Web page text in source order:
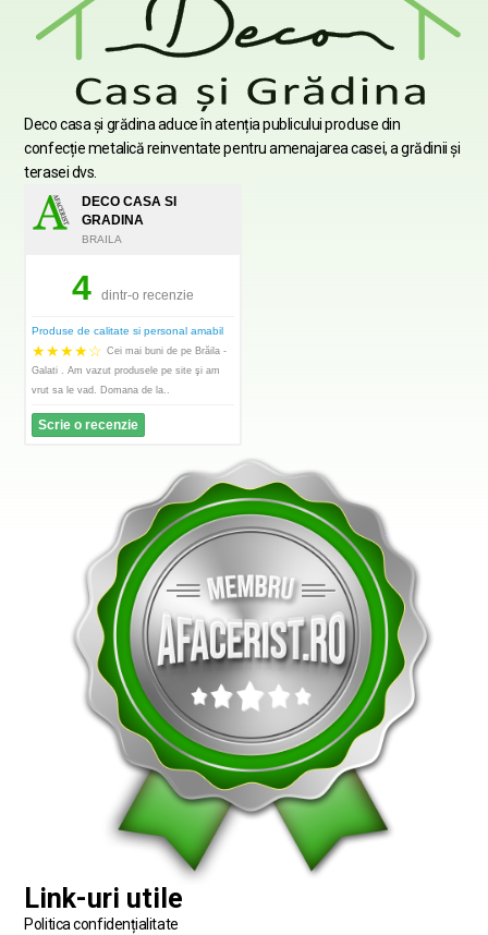
Deco casa şi grădina aduce în atenția publicului produse din
confecție metalică reinventate pentru amenajarea casei, a grădinii şi
terasei dvs.
DECO CASA SI
GRADINA
BRAILA
4dintr-o recenzie
Produse de calitate si personal amabil
★★★★☆ Cei mai buni de pe Brăila -
Galati . Am vazut produsele pe site şi am
vrut sa le vad. Domana de la..
Scrie o recenzie
Link-uri utile
Politica confidențialitate